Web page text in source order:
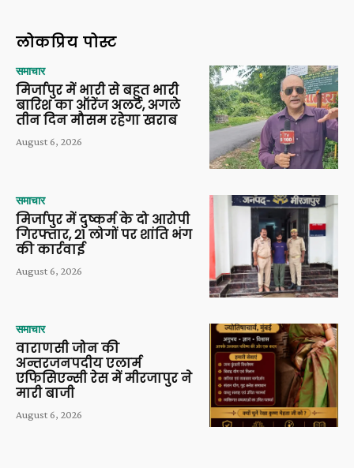
लोकप्रिय पोस्ट
समाचार
मिर्जापुर में भारी से बहुत भारी
बारिश का ऑरेंज अलर्ट, अगले
तीन दिन मौसम रहेगा खराब
August 6, 2026
समाचार
मिर्जापुर में दुष्कर्म के दो आरोपी
गिरफ्तार, 21 लोगों पर शांति भंग
की कार्रवाई
August 6, 2026
समाचार
वाराणसी जोन की
अन्तरजनपदीय एलार्म
एफिसिएन्सी रेस में मीरजापुर ने
मारी बाजी
August 6, 2026